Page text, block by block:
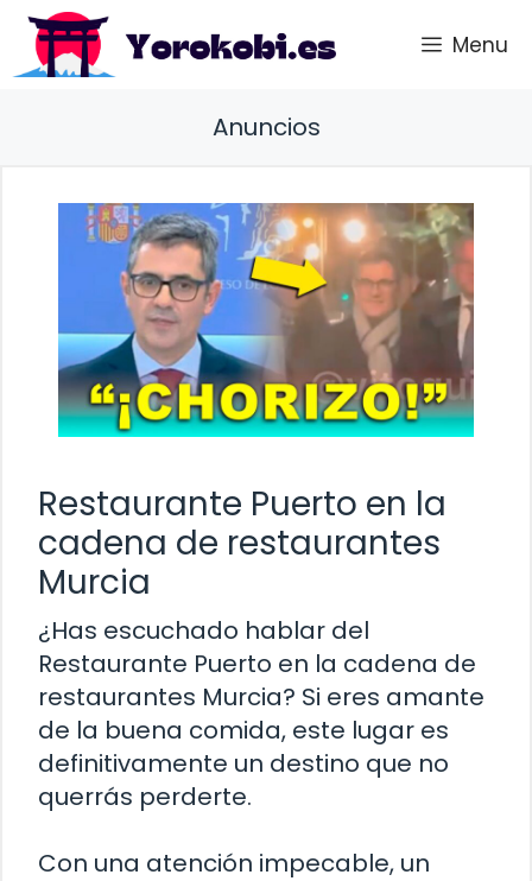
Saltar
contenido
Menu
Anuncios
Restaurante Puerto en la
cadena de restaurantes
Murcia
¿Has escuchado hablar del
Restaurante Puerto en la cadena de
restaurantes Murcia? Si eres amante
de la buena comida, este lugar es
definitivamente un destino que no
querrás perderte.
Con una atención impecable, un